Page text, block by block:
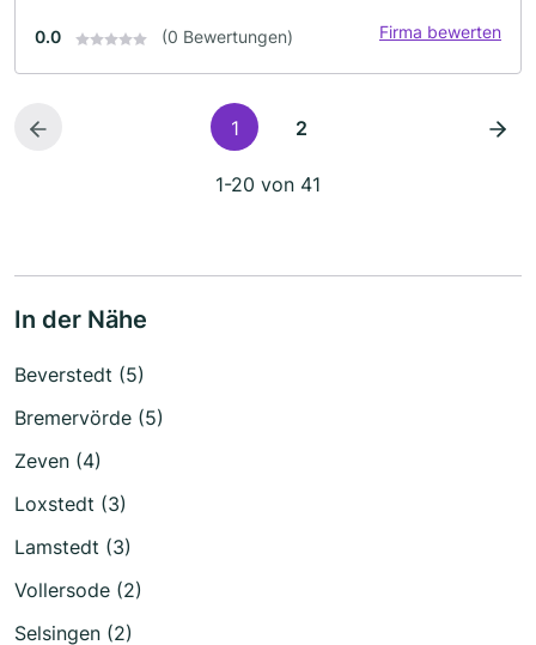
0.0 (0 Bewertungen) Firma bewerten
1 2
1-20 von 41
In der Nähe
Beverstedt (5)
Bremervörde (5)
Zeven (4)
Loxstedt (3)
Lamstedt (3)
Vollersode (2)
Selsingen (2)